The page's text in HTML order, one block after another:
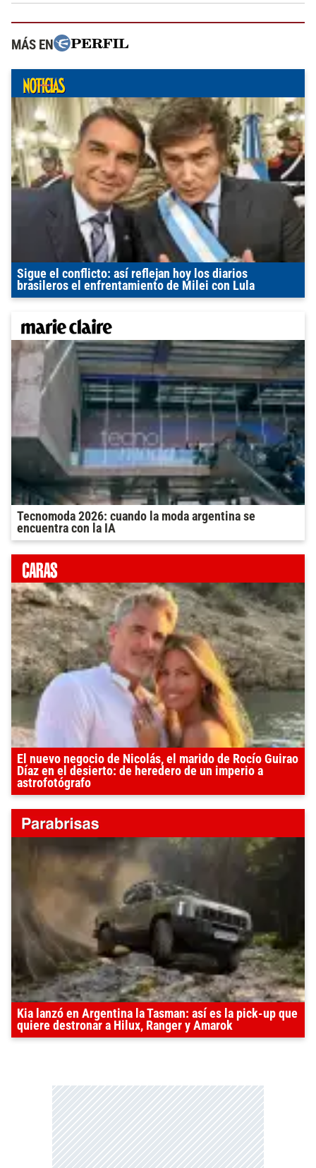
MÁS EN
Sigue el conflicto: así reflejan hoy los diarios
brasileros el enfrentamiento de Milei con Lula
Tecnomoda 2026: cuando la moda argentina se
encuentra con la IA
El nuevo negocio de Nicolás, el marido de Rocío Guirao
Díaz en el desierto: de heredero de un imperio a
astrofotógrafo
Kia lanzó en Argentina la Tasman: así es la pick-up que
quiere destronar a Hilux, Ranger y Amarok